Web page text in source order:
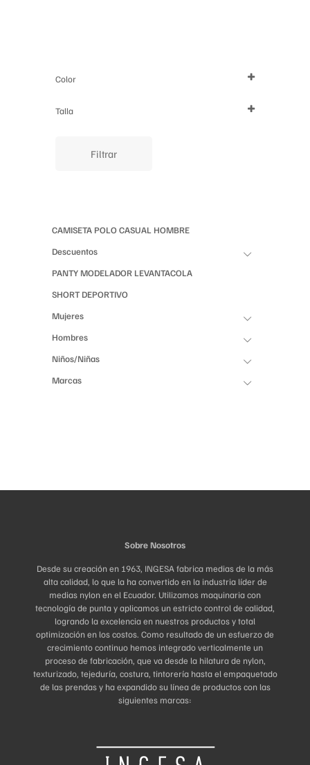
Color
Talla
Filtrar
CAMISETA POLO CASUAL HOMBRE
Descuentos
PANTY MODELADOR LEVANTACOLA
SHORT DEPORTIVO
Mujeres
Hombres
Niños/Niñas
Marcas
Sobre Nosotros
Desde su creación en 1963, INGESA fabrica medias de la más
alta calidad, lo que la ha convertido en la industria líder de
medias nylon en el Ecuador. Utilizamos maquinaria con
tecnología de punta y aplicamos un estricto control de calidad,
logrando la excelencia en nuestros productos y total
optimización en los costos. Como resultado de un esfuerzo de
crecimiento continuo hemos integrado verticalmente un
proceso de fabricación, que va desde la hilatura de nylon,
texturizado, tejeduría, costura, tintorería hasta el empaquetado
de las prendas y ha expandido su línea de productos con las
siguientes marcas: